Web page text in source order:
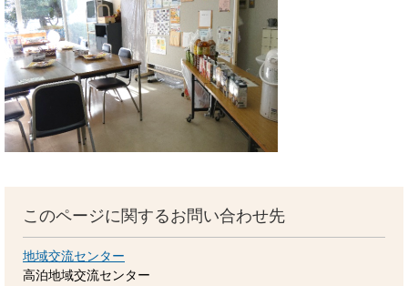
このページに関するお問い合わせ先
地域交流センター
高泊地域交流センター